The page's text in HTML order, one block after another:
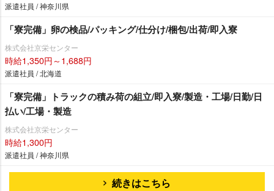
派遣社員 / 神奈川県
「寮完備」卵の検品/パッキング/仕分け/梱包/出荷/即入寮
株式会社京栄センター
時給1,350円～1,688円
派遣社員 / 北海道
「寮完備」トラックの積み荷の組立/即入寮/製造・工場/日勤/日
払い/工場・製造
株式会社京栄センター
時給1,300円
派遣社員 / 神奈川県
続きはこちら